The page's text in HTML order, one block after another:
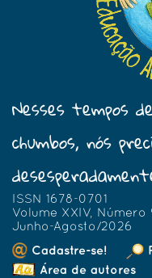
Nesses tempos
chumbos, nós
ISSN 1678-0701
Volume XXIV, Número
Junho-Agosto/2026
Cadastre-se!
Área de autores